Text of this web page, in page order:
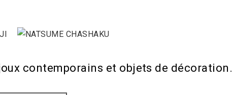
contemporains et objets de décoration.